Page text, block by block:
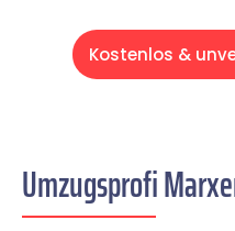
Kostenlos &
Umzugsprofi